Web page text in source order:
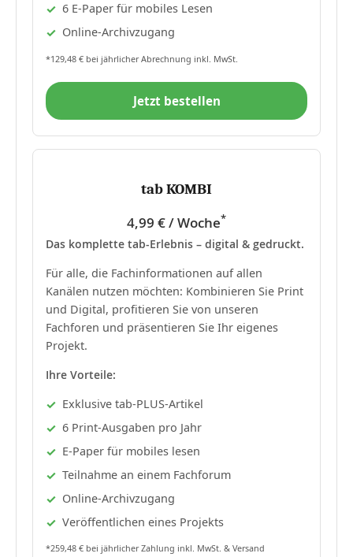
6 E-Paper für mobiles Lesen
Online-Archivzugang
*129,48 € bei jährlicher Abrechnung inkl. MwSt.
Jetzt bestellen
tab KOMBI
4,99 € / Woche*
Das komplette tab-Erlebnis – digital & gedruckt.
Für alle, die Fachinformationen auf allen
Kanälen nutzen möchten: Kombinieren Sie Print
und Digital, profitieren Sie von unseren
Fachforen und präsentieren Sie Ihr eigenes
Projekt.
Ihre Vorteile:
Exklusive tab-PLUS-Artikel
6 Print-Ausgaben pro Jahr
E-Paper für mobiles lesen
Teilnahme an einem Fachforum
Online-Archivzugang
Veröffentlichen eines Projekts
*259,48 € bei jährlicher Zahlung inkl. MwSt. & Versand